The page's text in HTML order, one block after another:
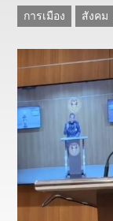
การเมือง
สังคม